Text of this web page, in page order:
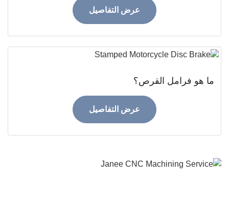
عرض التفاصيل
هو فرامل القرص؟
عرض التفاصيل